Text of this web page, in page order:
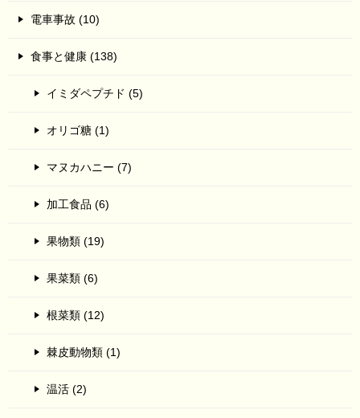
電車事故 (10)
食事と健康 (138)
イミダペプチド (5)
オリゴ糖 (1)
マヌカハニー (7)
加工食品 (6)
果物類 (19)
果菜類 (6)
根菜類 (12)
棘皮動物類 (1)
温活 (2)